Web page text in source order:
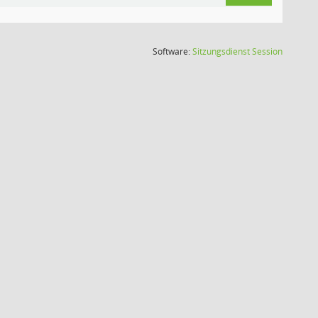
Software:SitzungsdienstSession(Wird in